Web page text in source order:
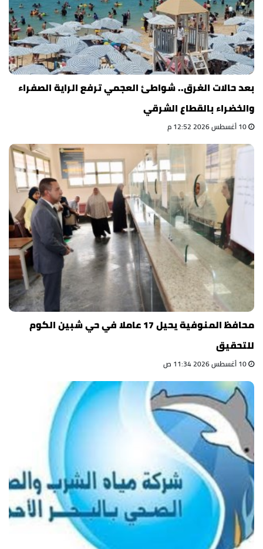
بعد حالات الغرق.. شواطئ العجمي ترفع الراية الصفراء
والخضراء بالقطاع الشرقي
محافظ المنوفية يحيل 17 عاملا في حي شبين الكوم
للتحقيق